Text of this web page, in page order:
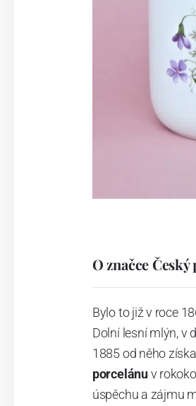
O značce
Bylo to již v roce
Dolní lesní mlýn, v
1885 od něho
porcelánuv
úspěchu a zájmu